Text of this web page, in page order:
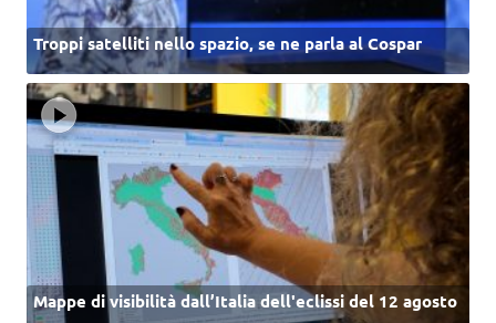
Troppi satelliti nello spazio, se ne parla al Cospar
Mappe di visibilità dall’Italia dell'eclissi del 12 agosto